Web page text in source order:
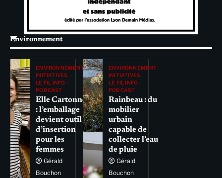
Environnement
ENVIRONNEMENT
INITIATIVES
LE FIL INFO
PODCAST
Elle Cartonne
: l’emballage
devient outil
d’insertion
pour les
femmes
Gérald
Bouchon
ENVIRONNEMENT
INITIATIVES
LE FIL INFO
PODCAST
Rainbeau : du
mobilier
urbain
capable de
collecter l’eau
de pluie
Gérald
Bouchon